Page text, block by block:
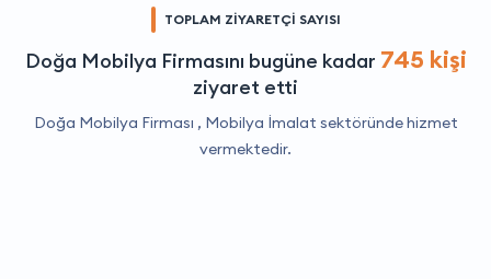
TOPLAM ZİYARETÇİ SAYISI
Doğa Mobilya Firmasını bugüne kadar 745 kişi
ziyaret etti
Doğa Mobilya Firması , Mobilya İmalat sektöründe hizmet
vermektedir.